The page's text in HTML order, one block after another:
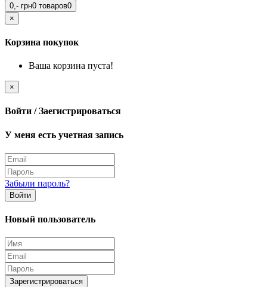
0,- грн0 товаров0
×
Корзина покупок
Ваша корзина пуста!
×
Войти / Заегистрироваться
У меня есть учетная запись
Забыли пароль?
Войти
Новый пользователь
Зарегистрироваться